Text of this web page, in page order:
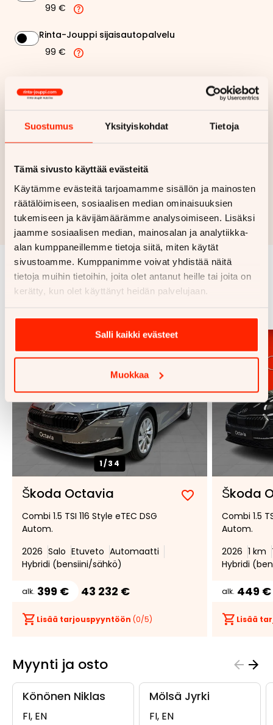
Suostumus Yksityiskohdat Tietoja
Tämä sivusto käyttää evästeitä
Käytämme evästeitä tarjoamamme sisällön ja mainosten
räätälöimiseen, sosiaalisen median ominaisuuksien
tukemiseen ja kävijämäärämme analysoimiseen. Lisäksi
jaamme sosiaalisen median, mainosalan ja analytiikka-
alan kumppaneillemme tietoja siitä, miten käytät
sivustoamme. Kumppanimme voivat yhdistää näitä
tietoja muihin tietoihin, joita olet antanut heille tai joita on
kerätty, kun olet käyttänyt heidän palvelujaan.
Salli kaikki evästeet
Muokkaa
99 €
Rinta-Jouppi sijaisautopalvelu
99 €
Kuukausierä 324,66 €
Hae rahoitustarjous
Rahoituslaskelma on suuntaa antava ja edellyttää hyväksytyn
luottopäätöksen ja kaskovakuutuksen.
Samankaltaisia ajoneuvoja
1/34
Škoda Octavia
Lisää
suosikiksi
Poista
suosikeista
Combi 1.5 TSI 116 Style eTEC DSG
Autom.
2026 Salo Etuveto Automaatti
Hybridi (bensiini/sähkö)
alk. 399 € 43 232 €
Lisää tarjouspyyntöön (0/5)
Škoda
Combi 1.5
Autom.
2026 1 km
Hybridi
alk. 449 €
Lisää
Myynti ja osto
Könönen Niklas
FI, EN
Mölsä Jyrki
FI, EN